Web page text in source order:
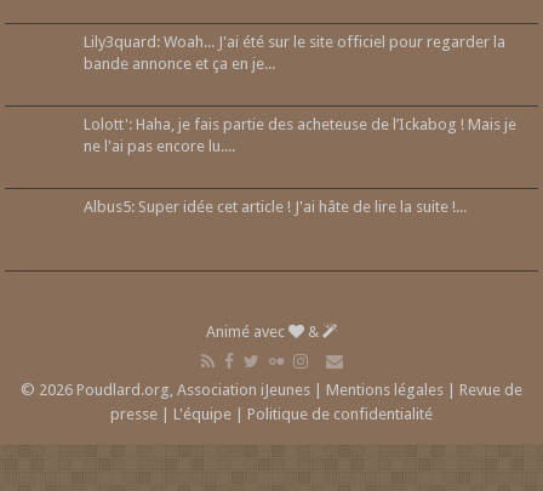
Lily3quard: Woah... J'ai été sur le site officiel pour regarder la
bande annonce et ça en je...
Lolott': Haha, je fais partie des acheteuse de l’Ickabog ! Mais je
ne l'ai pas encore lu....
Albus5: Super idée cet article ! J'ai hâte de lire la suite !...
Animé avec &
© 2026 Poudlard.org, Association iJeunes | Mentions légales | Revue de
presse | L'équipe | Politique de confidentialité